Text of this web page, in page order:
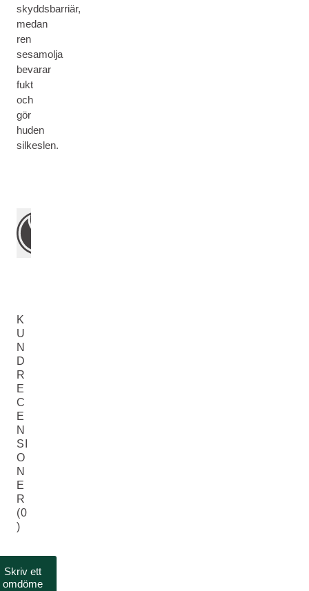
skyddsbarriär,
medan
ren
sesamolja
bevarar
fukt
och
gör
huden
silkeslen.
K
U
N
D
R
E
C
E
N
SI
O
N
E
R
(0
)
Skriv ett
omdöme